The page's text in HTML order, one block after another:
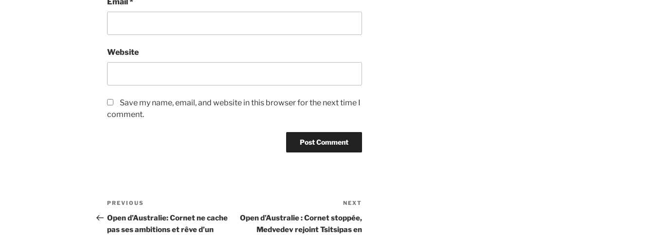
Website
Save my name, email, and website in this browser for the next time I
comment.
Post
navigation
Previous
Post
PREVIOUS
Open d’Australie: Cornet ne cache
pas ses ambitions et rêve d’un
NEXT
Open d’Australie : Cornet stoppée,
Medvedev rejoint Tsitsipas en